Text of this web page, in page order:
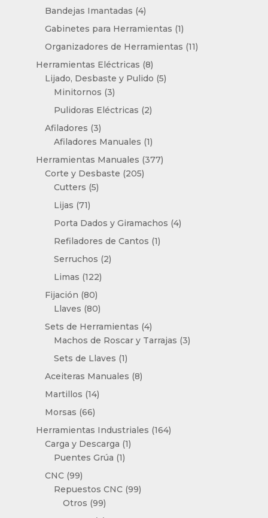
productos
Bandejas Imantadas 44
productos
Gabinetes para Herramientas 11
producto
Organizadores de Herramientas 1111
Herramientas Eléctricas 88
productos
Lijado, Desbaste y Pulido 55
Minitornos 33
productos
Pulidoras Eléctricas 22
Afiladores 33
productos
Afiladores Manuales 11
producto
Herramientas Manuales 377377
Corte y Desbaste 205205
Cutters 55
Lijas 7171
productos
Porta Dados y Giramachos 44
Refiladores de Cantos 11
Serruchos 22
Limas 122122
Fijación 8080
productos
Llaves 8080
productos
Sets de Herramientas 44
productos
Machos de Roscar y Tarrajas 33
Sets de Llaves 11
producto
Aceiteras Manuales 88
Martillos 1414
Morsas 6666
productos
Herramientas Industriales 164164
Carga y Descarga 11
Puentes Grúa 11
CNC 9999
productos
Repuestos CNC 9999
Otros 9999